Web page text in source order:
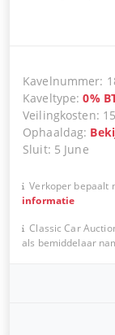
Kavelnummer:
Kaveltype:0%
Veilingkosten:
Ophaaldag:
Sluit: 5 June
Verkoper bepaalt
informatie
Classic Car
als bemiddelaar